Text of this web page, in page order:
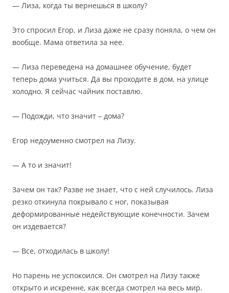
— Лиза, когда ты вернешься в школу?
Это спросил Егор, и Лиза даже не сразу поняла, о чем он
вообще. Мама ответила за нее.
— Лиза переведена на домашнее обучение, будет
теперь дома учиться. Да вы проходите в дом, на улице
холодно. Я сейчас чайник поставлю.
— Подожди, что значит – дома?
Егор недоуменно смотрел на Лизу.
— А то и значит!
Зачем он так? Разве не знает, что с ней случилось. Лиза
резко откинула покрывало с ног, показывая
деформированные недействующие конечности. Зачем
он издевается?
— Все, отходилась в школу!
Но парень не успокоился. Он смотрел на Лизу также
открыто и искренне, как всегда смотрел на весь мир.